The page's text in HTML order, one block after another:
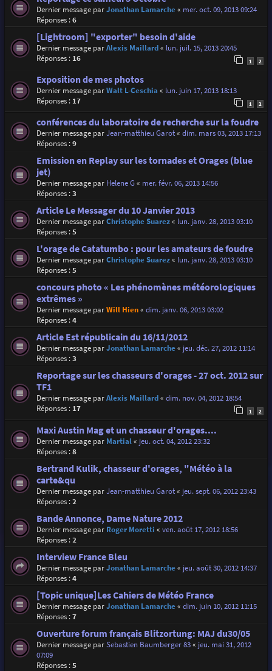
Dernier message parJonathan Lamarche« mer. oct. 09, 2013 09:24
Réponses :6
[Lightroom] "exporter" besoin d'aide
Dernier message parAlexis Maillard« lun. juil. 15, 2013 20:45
Réponses : 16 1 2
Exposition de mes photos
Dernier message parWalt L-Ceschia « lun. juin 17, 2013 18:13
Réponses : 17 1 2
conférences du laboratoire de recherche sur la foudre
Dernier message parJean-matthieu Garot« dim. mars 03, 2013 17:13
Réponses :9
Emission en Replay sur les tornades et Orages (blue
jet)
Dernier message par Helene G« mer. févr. 06, 2013 14:56
Réponses :3
Article Le Messager du 10 Janvier 2013
Dernier message parChristophe Suarez« lun. janv. 28, 2013 03:10
Réponses :5
L'orage de Catatumbo : pour les amateurs de foudre
Dernier message parChristophe Suarez« lun. janv. 28, 2013 03:10
Réponses :5
concours photo « Les phénomènes météorologiques
extrêmes »
Dernier message parWill Hien« dim. janv. 06, 2013 03:02
Réponses :4
Article Est républicain du 16/11/2012
Dernier message parJonathan Lamarche« jeu. déc. 27, 2012 11:14
Réponses :3
Reportage sur les chasseurs d'orages - 27 oct. 2012 sur
TF1
Dernier message parAlexis Maillard« dim. nov. 04, 2012 18:54
Réponses : 17 1 2
Maxi Austin Mag et un chasseur d'orages....
Dernier message par Martial« jeu. oct. 04, 2012 23:32
Réponses :8
Bertrand Kulik, chasseur d'orages, "Météo à la
carte&qu
Dernier message parJean-matthieu Garot« jeu. sept. 06, 2012 23:43
Réponses :2
Bande Annonce, Dame Nature 2012
Dernier message par Roger Moretti « ven. août 17, 2012 18:56
Réponses :2
Interview France Bleu
Dernier message parJonathan Lamarche« jeu. août 30, 2012 14:37
Réponses :4
[Topic unique]Les Cahiers de Météo France
Dernier message parJonathan Lamarche« dim. juin 10, 2012 11:15
Réponses :7
Ouverture forum français Blitzortung: MAJ du30/05
Dernier message parSebastien Baumberger 83« jeu. mai 31, 2012
07:09
Réponses :5